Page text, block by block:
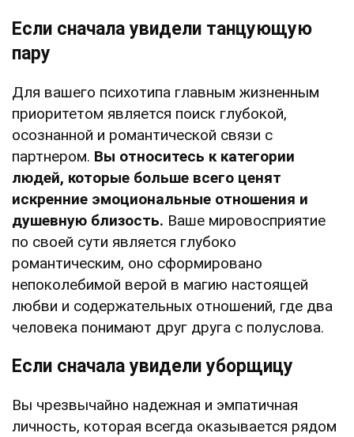
Если сначала увидели танцующую
пару
Для вашего психотипа главным жизненным
приоритетом является поиск глубокой,
осознанной и романтической связи с
партнером. Вы относитесь к категории
людей, которые больше всего ценят
искренние эмоциональные отношения и
душевную близость. Ваше мировосприятие
по своей сути является глубоко
романтическим, оно сформировано
непоколебимой верой в магию настоящей
любви и содержательных отношений, где два
человека понимают друг друга с полуслова.
Если сначала увидели уборщицу
Вы чрезвычайно надежная и эмпатичная
личность, которая всегда оказывается рядом